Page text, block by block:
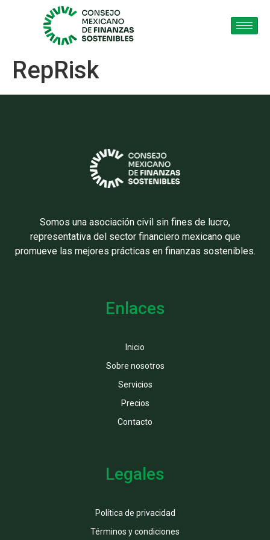
RepRisk
Somos una asociación civil sin fines de lucro,
representativa del sector financiero mexicano que
promueve las mejores prácticas en finanzas sostenibles.
Enlaces
Inicio
Sobre nosotros
Servicios
Precios
Contacto
Legales
Política de privacidad
Términos y condiciones